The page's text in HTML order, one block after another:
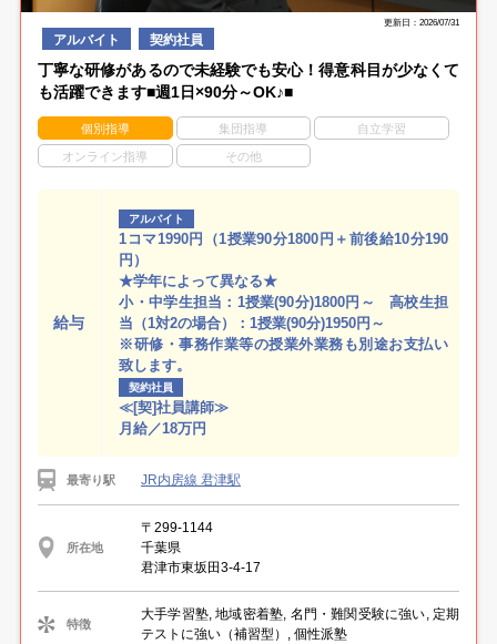
更新日：2026/07/31
アルバイト 契約社員
丁寧な研修があるので未経験でも安心！得意科目が少なくて
も活躍できます■週1日×90分～OK♪■
個別指導 集団指導 自立学習
オンライン指導 その他
給与
アルバイト
1コマ1990円（1授業90分1800円＋前後給10分190
円）
★学年によって異なる★
小・中学生担当：1授業(90分)1800円～ 高校生担
当（1対2の場合）：1授業(90分)1950円～
※研修・事務作業等の授業外業務も別途お支払い
致します。
契約社員
≪[契]社員講師≫
月給／18万円
最寄り駅 JR内房線 君津駅
所在地
〒299-1144
千葉県
君津市東坂田3-4-17
特徴
大手学習塾, 地域密着塾, 名門・難関受験に強い, 定期
テストに強い（補習型）, 個性派塾